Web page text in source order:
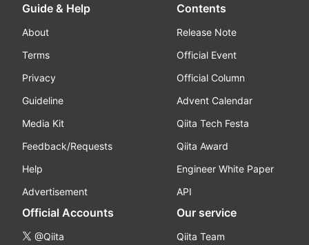
Guide & Help
About
Terms
Privacy
Guideline
Media Kit
Feedback/Requests
Help
Advertisement
Contents
Release Note
Official Event
Official Column
Advent Calendar
Qiita Tech Festa
Qiita Award
Engineer White Paper
API
Official Accounts
@Qiita
Our service
Qiita Team